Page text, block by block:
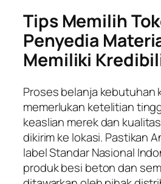
Tips Memilih
Penyedia
Memiliki
Proses belanja kebutuhan
memerlukan ketelitian
keaslian merek dan
dikirim ke lokasi. Pastikan
label Standar Nasional
produk besi beton dan